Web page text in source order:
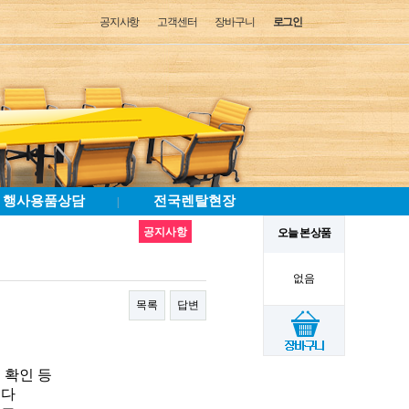
로그인
장바구니
고객센터
공지사항
행사용품상담 전국렌탈현장
오늘 본 상품
없음
공지사항
목록 답변
확인 등